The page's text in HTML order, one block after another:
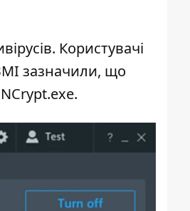
Користувачі
зазначили, що